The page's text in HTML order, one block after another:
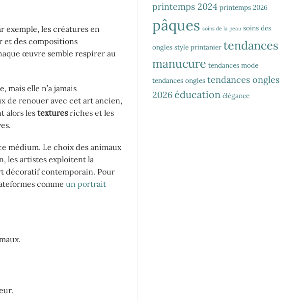
exemple, les créatures en
et des compositions
œuvre semble respirer au
mais elle n’a jamais
de renouer avec cet art ancien,
alors les texturesriches et les
médium. Le choix des animaux
les artistes exploitent la
décoratif contemporain. Pour
comme un portrait
printemps 2024 printemps 2026
pâques soins de la peau soins des
ongles style printanier tendances
manucure tendances mode
tendances ongles tendances ongles
2026 éducation élégance